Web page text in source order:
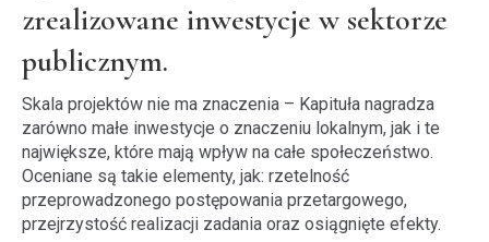
zrealizowane inwestycje w sektorze
publicznym.
Skala projektów nie ma znaczenia – Kapituła nagradza
zarówno małe inwestycje o znaczeniu lokalnym, jak i te
największe, które mają wpływ na całe społeczeństwo.
Oceniane są takie elementy, jak: rzetelność
przeprowadzonego postępowania przetargowego,
przejrzystość realizacji zadania oraz osiągnięte efekty.